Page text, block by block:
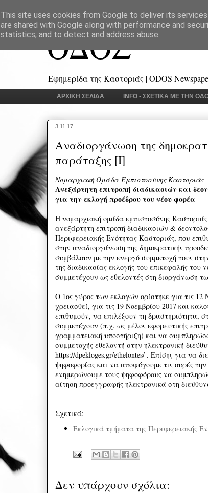
ΟΔΟΣ
Εφημερίδα της Καστοριάς | ODOS
ΑΡΧΙΚΗ ΣΕΛΙΔΑ INFO - ΣΧΕΤΙΚΑ ΜΕ ΤΗΝ
3.11.17
Αναδιοργάνωση της
παράταξης [I]
Νομαρχιακή Ομάδα Εμπιστοσύνης Καστοριάς
Ανεξάρτητη επιτροπή διαδικασιών και
για την εκλογή προέδρου του νέου φορέα
Η νομαρχιακή ομάδα εμπιστοσύνης
ανεξάρτητη επιτροπή διαδικασιών &
Περιφερειακής Ενότητας Καστοριάς, που
στην αναδιοργάνωση της δημοκρατικής
συμβάλουν με την ενεργό συμμετοχή τους
της διαδικασίας εκλογής του επικεφαλής του
συμμετέχουν ως εθελοντές στη διοργάνωση
Ο 1ος γύρος των εκλογών ορίστηκε για τις 12
χρειασθεί, για τις 19 Νοεμβρίου 2017 και
επιθυμούν, να επιλέξουν τη δραστηριότητα,
συμμετέχουν (π.χ. ως μέλος εφορευτικής
γραμματειακή υποστήριξη) και να
συμμετοχής εθελοντή στην ηλεκτρονική
https://dpekloges.gr/ethelontes/ . Επίσης για να
ψηφοφορίας και να αποφύγουμε τις ουρές
ενημερώνουμε τους ψηφοφόρους να
αίτηση προεγγραφής ηλεκτρονικά στη
Σχετικά:
Εκλογικά τμήματα της Περιφερειακής
Δεν υπάρχουν σχόλια:
This site uses cookies from Google to deliver its
are shared with Google along with performance and
statistics, and to detect and address abuse.